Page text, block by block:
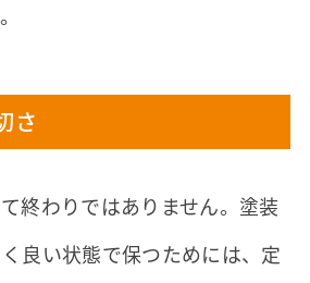
さ
終わりではありません。塗装
良い状態で保つためには、定